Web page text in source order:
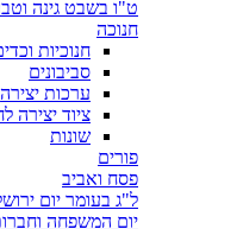
ט"ו בשבט גינה
חנוכה
חנוכיות
סביבונים
ערכות יצירה
ציוד יצירה
שונות
פורים
פסח ואביב
ל"ג בעומר יום
יום המשפחה